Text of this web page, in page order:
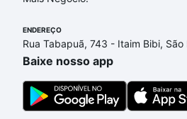
Se ainda tem alguma dúvida
no processo de compra, veja
quanto custa comprar um
a gente para comprar o imóvel
com segurança e conforto.
ENDEREÇO
Rua Tabapuã, 743 - Itaim Bibi,
Baixe nosso app